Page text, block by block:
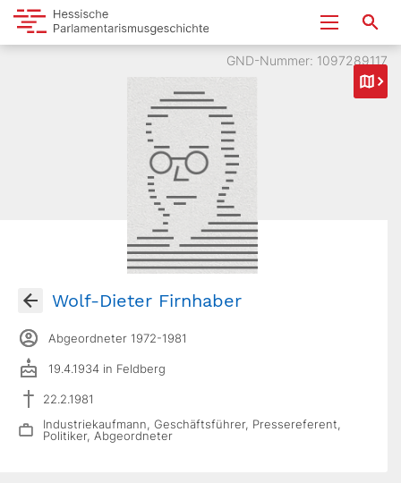
GND-Nummer: 1097289117
Wolf-Dieter Firnhaber
Abgeordneter 1972-1981
19.4.1934 in Feldberg
22.2.1981
Industriekaufmann, Geschäftsführer, Pressereferent,
Politiker, Abgeordneter